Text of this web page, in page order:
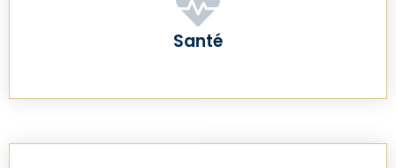
Santé